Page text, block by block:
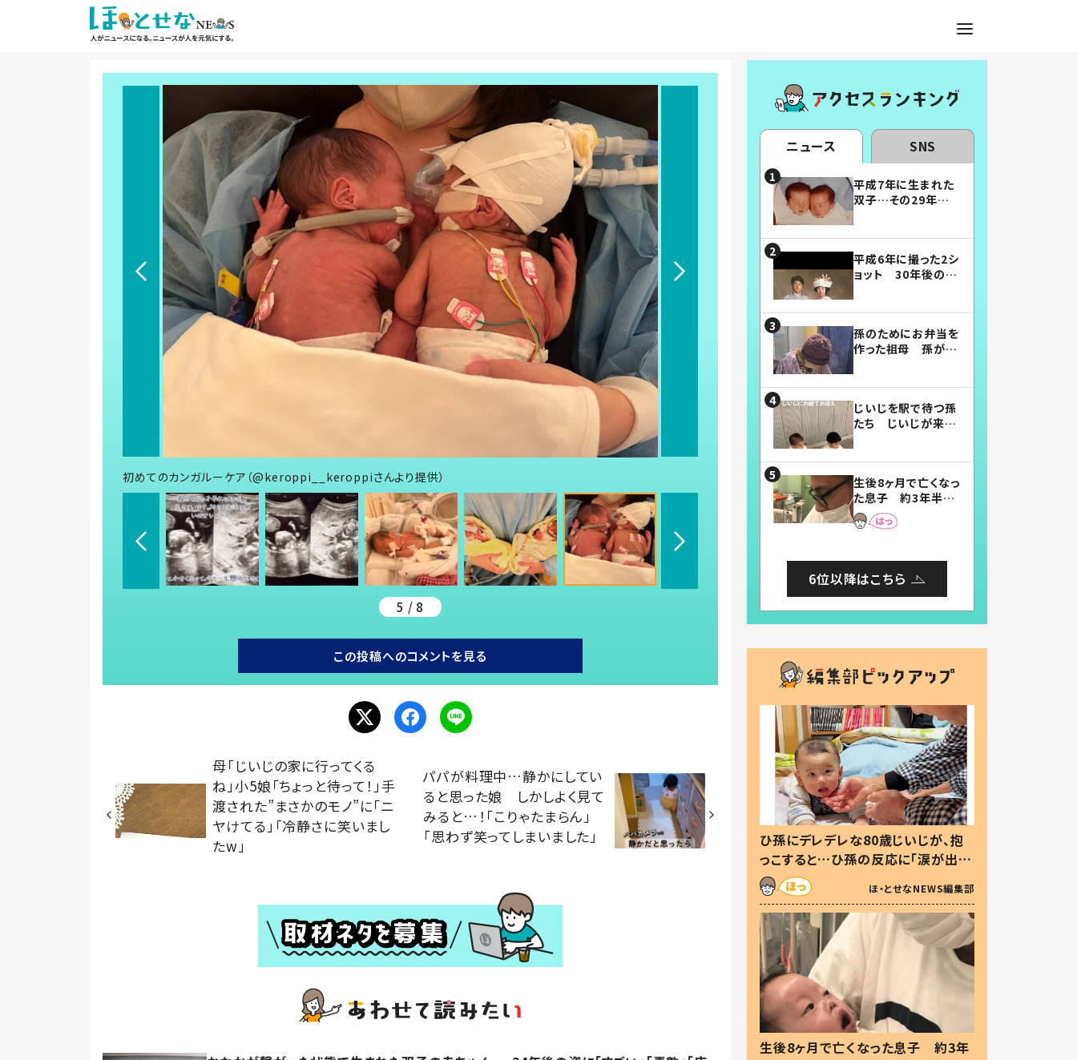
初めてのカンガルーケア（@keroppi__keroppiさんより提供）
5 / 8
この投稿へのコメントを見る
母「じいじの家に行ってくる
ね」小5娘「ちょっと待って！」手
渡された”まさかのモノ”に「ニ
ヤけてる」「冷静さに笑いまし
たw」
パパが料理中…静かにしてい
ると思った娘 しかしよく見て
みると…！「こりゃたまらん」
「思わず笑ってしまいました」
ニュース SNS
平成7年に生まれた
双子…その29年後
平成6年に撮った2シ
ョット 30年後の姿
孫のためにお弁当を
作った祖母 孫が絶
じいじを駅で待つ孫
たち じいじが来た
まらない」「幸せにな
れる」
生後8ヶ月で亡くなっ
た息子 約3年半
後、当時の妻の日記
に書いてあった本音
6位以降はこちら
ひ孫にデレデレな80歳じいじが、抱
っこすると…ひ孫の反応に「涙が出ま
した」「可愛くて仕方ない」
ほ・とせなNEWS編集部
生後8ヶ月で亡くなった息子 約3年